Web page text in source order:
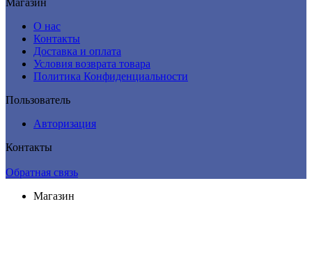
Магазин
О нас
Контакты
Доставка и оплата
Условия возврата товара
Политика Конфиденциальности
Пользователь
Авторизация
Контакты
Обратная связь
Магазин